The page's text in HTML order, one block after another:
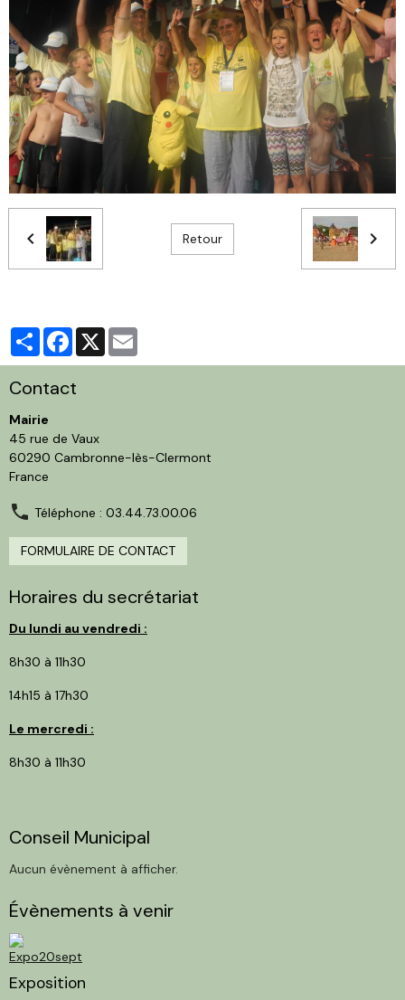
Retour
PartagerFacebook
X
Contact
Mairie
45 rue de Vaux
60290 Cambronne-lès-Clermont
France
Téléphone : 03.44.73.00.06
FORMULAIRE DE CONTACT
Horaires du secrétariat
Du lundi au vendredi :
8h30 à 11h30
14h15 à 17h30
Le mercredi :
8h30 à 11h30
Conseil Municipal
Aucun évènement à afficher.
Évènements à venir
Exposition